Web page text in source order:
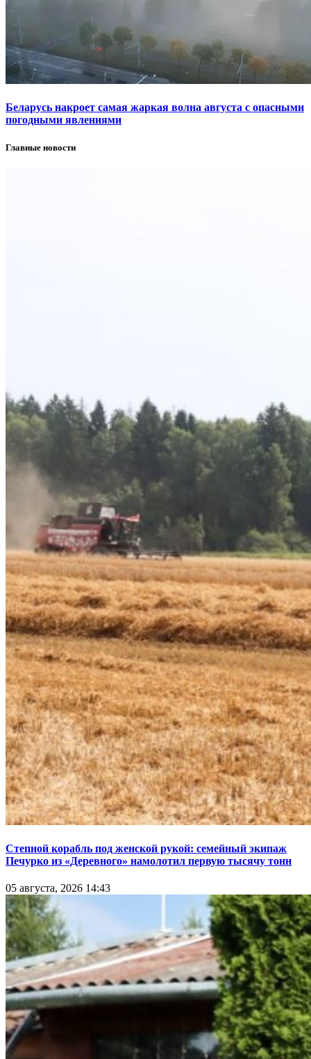
Беларусь накроет самая жаркая волна августа с опасными
погодными явлениями
Главные новости
Степной корабль под женской рукой: семейный экипаж
Печурко из «Деревного» намолотил первую тысячу тонн
05 августа, 2026 14:43